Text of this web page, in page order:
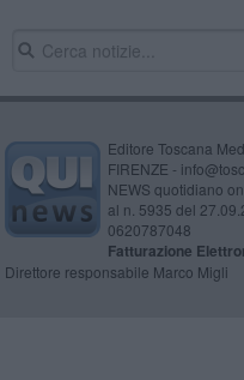
Editore Toscana
FIRENZE -
NEWS quotidiano
al n. 5935 del
0620787048
Fatturazione
Direttore responsabile Marco Migli